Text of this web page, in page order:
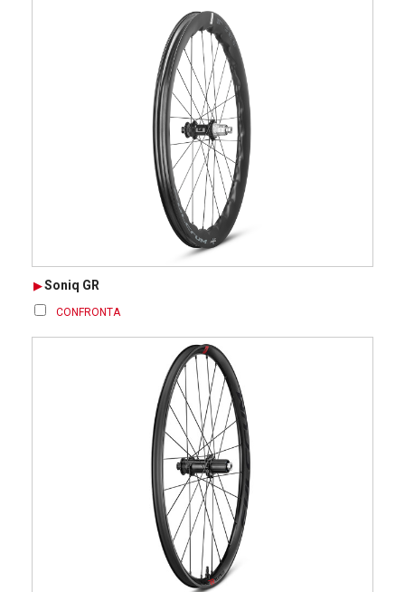
Soniq GR
CONFRONTA